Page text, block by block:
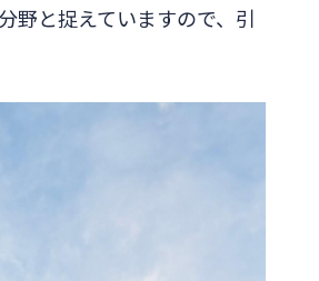
野と捉えていますので、引